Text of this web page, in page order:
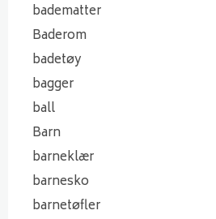
badematter
Baderom
badetøy
bagger
ball
Barn
barneklær
barnesko
barnetøfler